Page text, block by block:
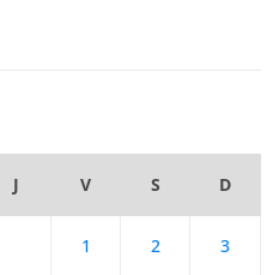
J V S D
1 2 3